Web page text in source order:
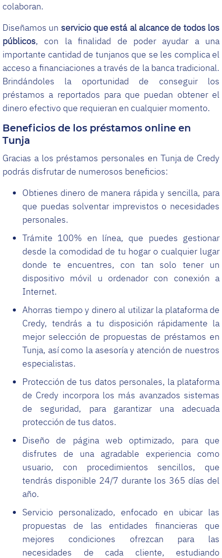
colaboran.
Diseñamos un servicio que está al alcance de todos los
públicos, con la finalidad de poder ayudar a una
importante cantidad de tunjanos que se les complica el
acceso a financiaciones a través de la banca tradicional.
Brindándoles la oportunidad de conseguir los
préstamos a reportados para que puedan obtener el
dinero efectivo que requieran en cualquier momento.
Beneficios de los préstamos online en
Tunja
Gracias a los préstamos personales en Tunja de Credy
podrás disfrutar de numerosos beneficios:
Obtienes dinero de manera rápida y sencilla, para
que puedas solventar imprevistos o necesidades
personales.
Trámite 100% en línea, que puedes gestionar
desde la comodidad de tu hogar o cualquier lugar
donde te encuentres, con tan solo tener un
dispositivo móvil u ordenador con conexión a
Internet.
Ahorras tiempo y dinero al utilizar la plataforma de
Credy, tendrás a tu disposición rápidamente la
mejor selección de propuestas de préstamos en
Tunja, así como la asesoría y atención de nuestros
especialistas.
Protección de tus datos personales, la plataforma
de Credy incorpora los más avanzados sistemas
de seguridad, para garantizar una adecuada
protección de tus datos.
Diseño de página web optimizado, para que
disfrutes de una agradable experiencia como
usuario, con procedimientos sencillos, que
tendrás disponible 24/7 durante los 365 días del
año.
Servicio personalizado, enfocado en ubicar las
propuestas de las entidades financieras que
mejores condiciones ofrezcan para las
necesidades de cada cliente, estudiando